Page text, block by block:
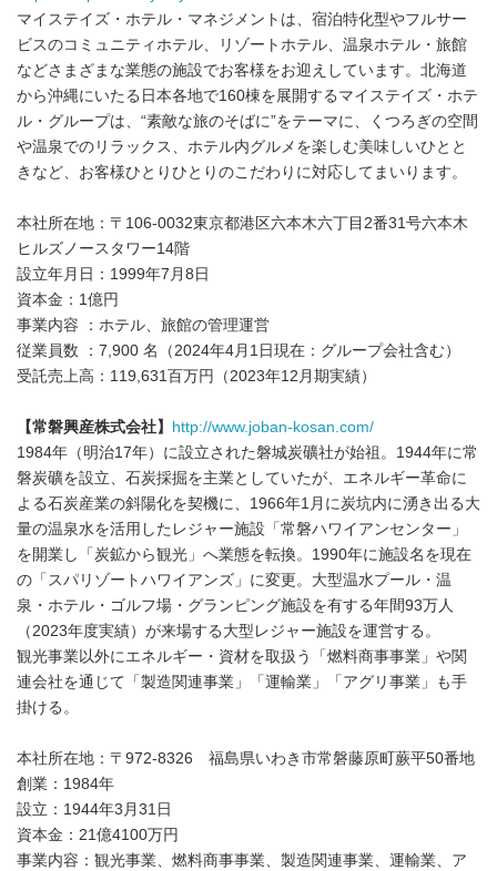
マイステイズ・ホテル・マネジメントは、宿泊特化型やフルサー
ビスのコミュニティホテル、リゾートホテル、温泉ホテル・旅館
などさまざまな業態の施設でお客様をお迎えしています。北海道
から沖縄にいたる日本各地で160棟を展開するマイステイズ・ホテ
ル・グループは、“素敵な旅のそばに”をテーマに、くつろぎの空間
や温泉でのリラックス、ホテル内グルメを楽しむ美味しいひとと
きなど、お客様ひとりひとりのこだわりに対応してまいります。
本社所在地：〒106-0032東京都港区六本木六丁目2番31号六本木
ヒルズノースタワー14階
設立年月日：1999年7月8日
資本金：1億円
事業内容 ：ホテル、旅館の管理運営
従業員数 ：7,900 名（2024年4月1日現在：グループ会社含む）
受託売上高：119,631百万円（2023年12月期実績）
【常磐興産株式会社】
http://www.joban-kosan.com/
1984年（明治17年）に設立された磐城炭礦社が始祖。1944年に常
磐炭礦を設立、石炭採掘を主業としていたが、エネルギー革命に
よる石炭産業の斜陽化を契機に、1966年1月に炭坑内に湧き出る大
量の温泉水を活用したレジャー施設「常磐ハワイアンセンター」
を開業し「炭鉱から観光」へ業態を転換。1990年に施設名を現在
の「スパリゾートハワイアンズ」に変更。大型温水プール・温
泉・ホテル・ゴルフ場・グランピング施設を有する年間93万人
（2023年度実績）が来場する大型レジャー施設を運営する。
観光事業以外にエネルギー・資材を取扱う「燃料商事事業」や関
連会社を通じて「製造関連事業」「運輸業」「アグリ事業」も手
掛ける。
本社所在地：〒972‐8326 福島県いわき市常磐藤原町蕨平50番地
創業：1984年
設立：1944年3月31日
資本金：21億4100万円
事業内容：観光事業、燃料商事事業、製造関連事業、運輸業、ア